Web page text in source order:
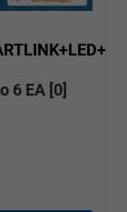
6 EA [0]